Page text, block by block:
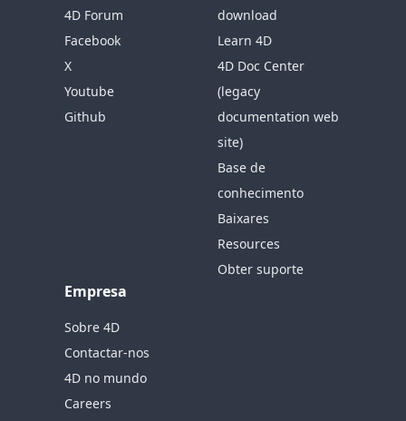
4D Forum
Facebook
X
Youtube
Github
download
Learn 4D
4D Doc Center
(legacy
documentation web
site)
Base de
conhecimento
Baixares
Resources
Obter suporte
Empresa
Sobre 4D
Contactar-nos
4D no mundo
Careers